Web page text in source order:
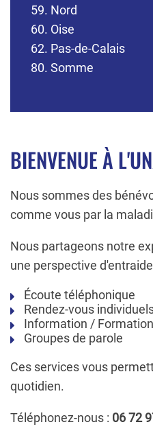
59. Nord
60. Oise
62. Pas-de-Calais
80. Somme
BIENVENUE À
Nous sommes des
comme vous par la
Nous partageons notre
une perspective
Écoute téléphonique
Rendez-vous
Information /
Groupes de parole
Ces services vous
quotidien.
Téléphonez-nous : 06 72